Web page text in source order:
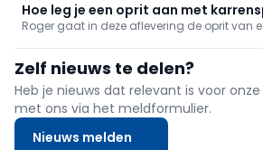
Hoe leg je een oprit aan met
Roger gaat in deze aflevering de oprit van
de andere zijde maakt Roger een
Zelf nieuws te delen?
Heb je nieuws dat relevant is voor
met ons via het meldformulier.
Nieuws melden